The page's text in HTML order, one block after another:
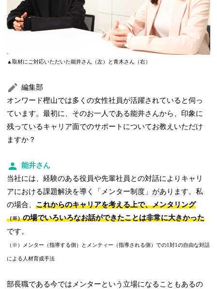
▲取材にご対応いただいた能井さん（左）と青木さん（右）
編集部
オンワード樫山では多くの女性社員が活躍されていると伺っ
ています。最初に、そのお一人である能井さんから、印象に
残っているキャリア面でのサポートについてお教えいただけ
ますか？
能井さん
当社には、経験のある役員や先輩社員との対話によりキャリ
アにおける課題解決を導く「メンター制度」があります。私
の場合、これからのキャリアを考える上で、メンタリング
（※）の場でいろいろなお話ができたことは非常に大きかった
です。
（※）メンター（指導する側）とメンティー（指導される側）での1対1の自由な対話
による人材育成手法
部長職である今ではメンターという立場になることもあるの